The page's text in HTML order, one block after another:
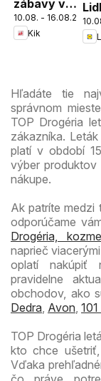
zábavy v
škole
10.08. - 16.08.2026
Kik
Hľadáte tie
správnom
TOP Drogéria
zákazníka.
platí v období
výber
nákupe.
Ak patríte medzi
odporúčame
Drogéria,
naprieč
oplatí nakúpiť
pravidelne
obchodov, ako
Dedra Avon
TOP Drogéria
kto chce
Vďaka